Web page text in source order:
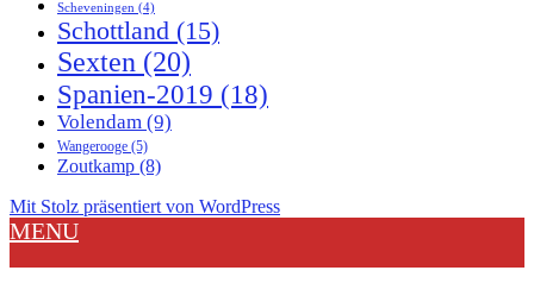
Scheveningen (4)
Schottland (15)
Sexten (20)
Spanien-2019 (18)
Volendam (9)
Wangerooge (5)
Zoutkamp (8)
Mit Stolz präsentiert von WordPress
MENU